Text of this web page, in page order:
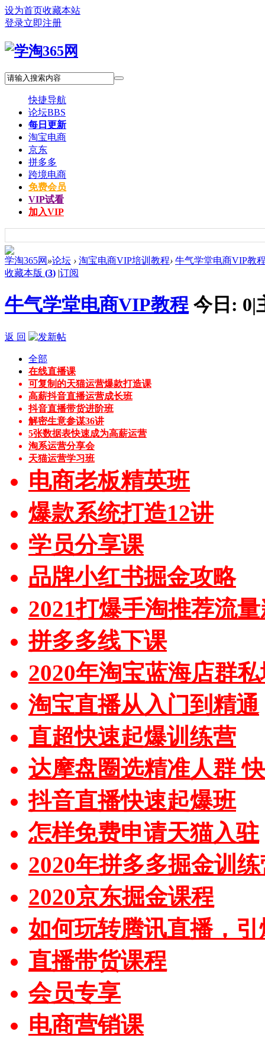
设为首页收藏本站
登录立即注册
快捷导航
论坛BBS
每日更新
淘宝电商
京东
拼多多
跨境电商
免费会员
VIP试看
加入VIP
学淘365网 »论坛 › 淘宝电商VIP培训教程› 牛气学堂电商VIP教
收藏本版 (3) |订阅
牛气学堂电商VIP教程 今日: 0|
返 回
全部
在线直播课
可复制的天猫运营爆款打造课
高薪抖音直播运营成长班
抖音直播带货进阶班
解密生意参谋36讲
5张数据表快速成为高薪运营
淘系运营分享会
天猫运营学习班
电商老板精英班
爆款系统打造12讲
学员分享课
品牌小红书掘金攻略
2021打爆手淘推荐流
拼多多线下课
2020年淘宝蓝海店群
淘宝直播从入门到精通
直超快速起爆训练营
达摩盘圈选精准人群
抖音直播快速起爆班
怎样免费申请天猫入驻
2020年拼多多掘金训
2020京东掘金课程
如何玩转腾讯直播，
直播带货课程
会员专享
电商营销课